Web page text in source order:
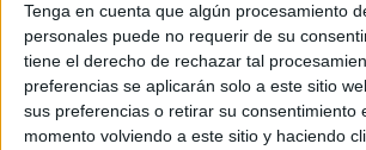
Tenga en cuenta que algún procesamiento
personales puede no requerir de su
tiene el derecho de rechazar tal
preferencias se aplicarán solo a este sitio
sus preferencias o retirar su consentimiento
momento volviendo a este sitio y haciendo
F1
Fórmula E
F2 / F3 / F4
Resistencia
Indycar
Otros